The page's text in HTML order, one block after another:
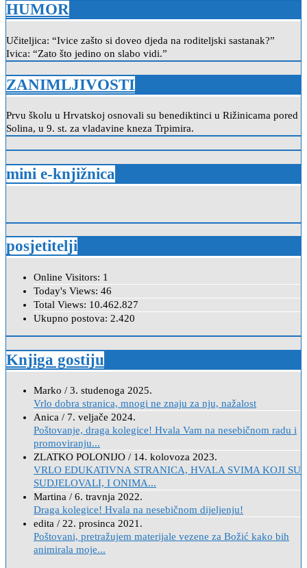
HUMOR
Učiteljica: “Ivice zašto si doveo djeda na roditeljski sastanak?”
Ivica: “Zato što jedino on slabo vidi.”
ZANIMLJIVOSTI
Prvu školu u Hrvatskoj osnovali su benediktinci u Rižinicama pored
Solina, u 9. st. za vladavine kneza Trpimira.
mini e-knjižnica
posjetitelji
Online Visitors: 1
Today's Views: 46
Total Views: 10.462.827
Ukupno postova: 2.420
Knjiga gostiju
Marko / 3. studenoga 2025.
Vrlo dobra stranica, mnogi ne znaju za nju, nažalost
Anica / 7. veljače 2024.
Poštovanje, draga kolegice! Hvala Vam na nesebičnom radu i
promoviranju...
ZLATKO POLONIJO / 14. kolovoza 2023.
VRLO EDUKATIVNA STRANICA, HVALA SVIMA KOJI SU
SUDJELOVALI, I ONIMA...
Martina / 6. travnja 2022.
Draga kolegice! Hvala na nesebičnom dijeljenju!
edita / 22. prosinca 2021.
Poštovani, pretražujem materijale vezene za Božić kako bih
animirala moje...